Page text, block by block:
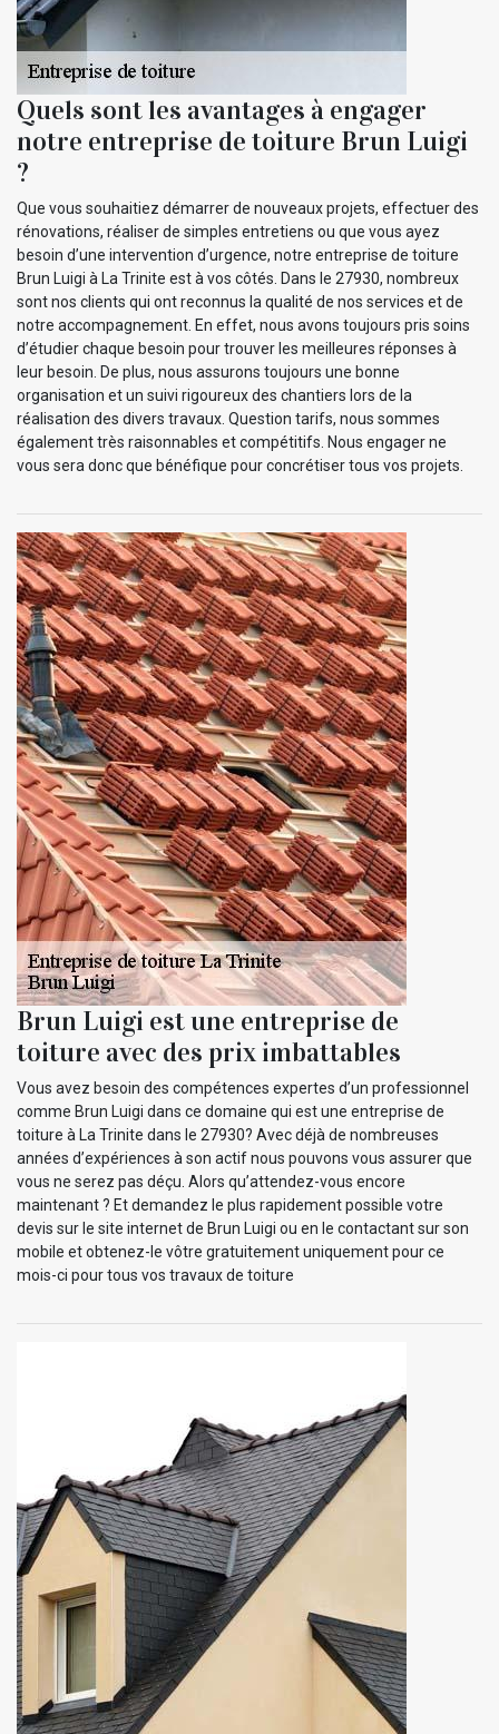
Quels sont les avantages à engager
notre entreprise de toiture Brun Luigi
?
Que vous souhaitiez démarrer de nouveaux projets, effectuer des
rénovations, réaliser de simples entretiens ou que vous ayez
besoin d’une intervention d’urgence, notre entreprise de toiture
Brun Luigi à La Trinite est à vos côtés. Dans le 27930, nombreux
sont nos clients qui ont reconnus la qualité de nos services et de
notre accompagnement. En effet, nous avons toujours pris soins
d’étudier chaque besoin pour trouver les meilleures réponses à
leur besoin. De plus, nous assurons toujours une bonne
organisation et un suivi rigoureux des chantiers lors de la
réalisation des divers travaux. Question tarifs, nous sommes
également très raisonnables et compétitifs. Nous engager ne
vous sera donc que bénéfique pour concrétiser tous vos projets.
Brun Luigi est une entreprise de
toiture avec des prix imbattables
Vous avez besoin des compétences expertes d’un professionnel
comme Brun Luigi dans ce domaine qui est une entreprise de
toiture à La Trinite dans le 27930? Avec déjà de nombreuses
années d’expériences à son actif nous pouvons vous assurer que
vous ne serez pas déçu. Alors qu’attendez-vous encore
maintenant ? Et demandez le plus rapidement possible votre
devis sur le site internet de Brun Luigi ou en le contactant sur son
mobile et obtenez-le vôtre gratuitement uniquement pour ce
mois-ci pour tous vos travaux de toiture